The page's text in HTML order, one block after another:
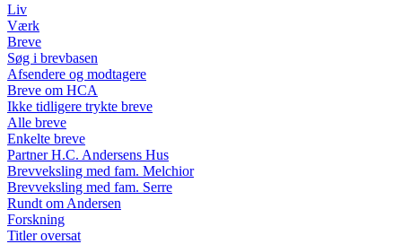
Liv
Værk
Breve
Søg i brevbasen
Afsendere og modtagere
Breve om HCA
Ikke tidligere trykte breve
Alle breve
Enkelte breve
Partner H.C. Andersens Hus
Brevveksling med fam. Melchior
Brevveksling med fam. Serre
Rundt om Andersen
Forskning
Titler oversat